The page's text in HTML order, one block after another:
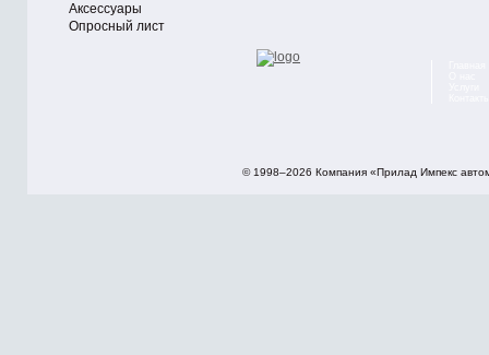
Аксессуары
Опросный лист
© 1998–2026 Компания «Прилад Импекс